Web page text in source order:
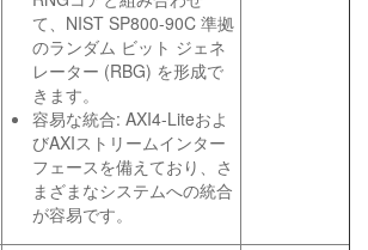
て、NIST SP800-90C 準拠
のランダム ビット ジェネ
レーター (RBG) を形成で
きます。
容易な統合: AXI4-Liteおよ
びAXIストリームインター
フェースを備えており、さ
まざまなシステムへの統合
が容易です。